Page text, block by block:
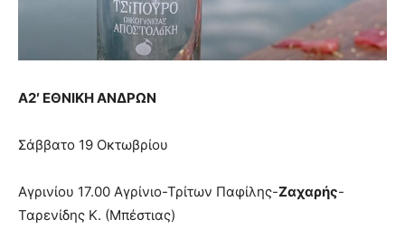
Α2′ ΕΘΝΙΚΗ ΑΝΔΡΩΝ
Σάββατο 19 Οκτωβρίου
Αγρινίου 17.00 Αγρίνιο-Τρίτων Παφίλης-Ζαχαρής-
Ταρενίδης Κ. (Μπέστιας)